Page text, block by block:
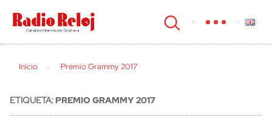
cerrar
Inicio Premio Grammy 2017
ETIQUETA:PREMIO GRAMMY 2017